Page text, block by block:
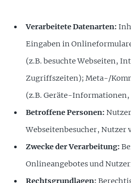
Verarbeitete Datenarten:
Eingaben in
(z.B. besuchte Webseiten,
Zugriffszeiten); Meta-/
(z.B. Geräte-Informationen,
Betroffene Personen:
Webseitenbesucher, Nutzer
Zwecke der Verarbeitung:
Onlineangebotes und
Rechtsgrundlagen: